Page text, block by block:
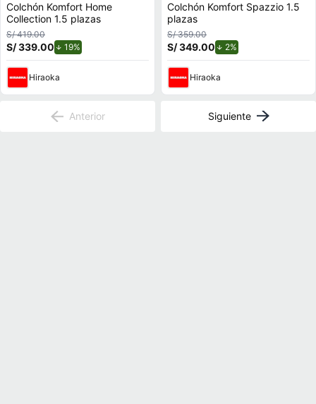
Colchón Komfort Home
Collection 1.5 plazas
S/ 419.00
S/ 339.00 19%
Hiraoka
Colchón Komfort Spazzio 1.5
plazas
S/ 359.00
S/ 349.00 2%
Hiraoka
Anterior Siguiente